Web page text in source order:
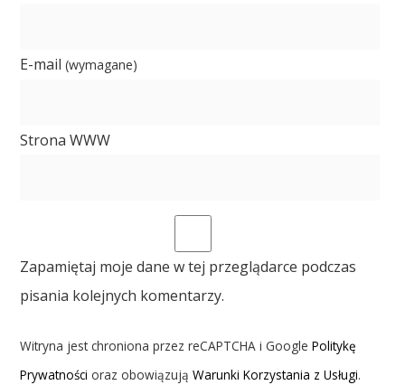
E-mail(wymagane)
Strona WWW
Zapamiętaj moje dane w tej przeglądarce podczas
pisania kolejnych komentarzy.
Witryna jest chroniona przez reCAPTCHA i GooglePolitykę
Prywatności oraz obowiązująWarunki Korzystania z Usługi.